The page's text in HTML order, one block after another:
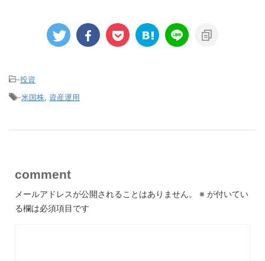
-投資
-米国株 資産運用
comment
メールアドレスが公開されることはありません。 ※ が付いてい
る欄は必須項目です